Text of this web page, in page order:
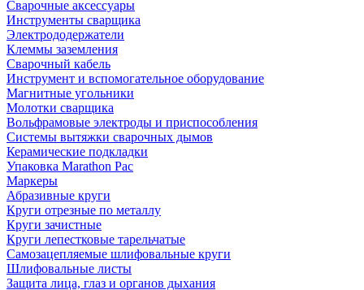
Сварочные аксессуары
Инструменты сварщика
Электрододержатели
Клеммы заземления
Сварочный кабель
Инструмент и вспомогательное оборудование
Магнитные угольники
Молотки сварщика
Вольфрамовые электроды и приспособления
Системы вытяжки сварочных дымов
Керамические подкладки
Упаковка Marathon Pac
Маркеры
Абразивные круги
Круги отрезные по металлу
Круги зачистные
Круги лепестковые тарельчатые
Самозацепляемые шлифовальные круги
Шлифовальные листы
Защита лица, глаз и органов дыхания